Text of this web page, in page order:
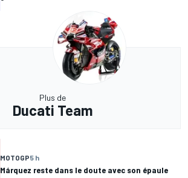
Plus de
Ducati Team
MOTOGP5 h
Márquez reste dans le doute avec son épaule